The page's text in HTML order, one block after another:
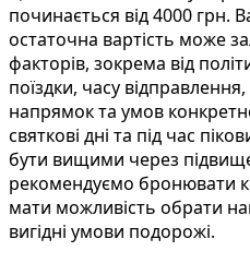
починається від 4000 грн.
остаточна вартість може
факторів, зокрема від
поїздки, часу
напрямок та умов
святкові дні та під час
бути вищими через
рекомендуємо бронювати
мати можливість обрати
вигідні умови подорожі.